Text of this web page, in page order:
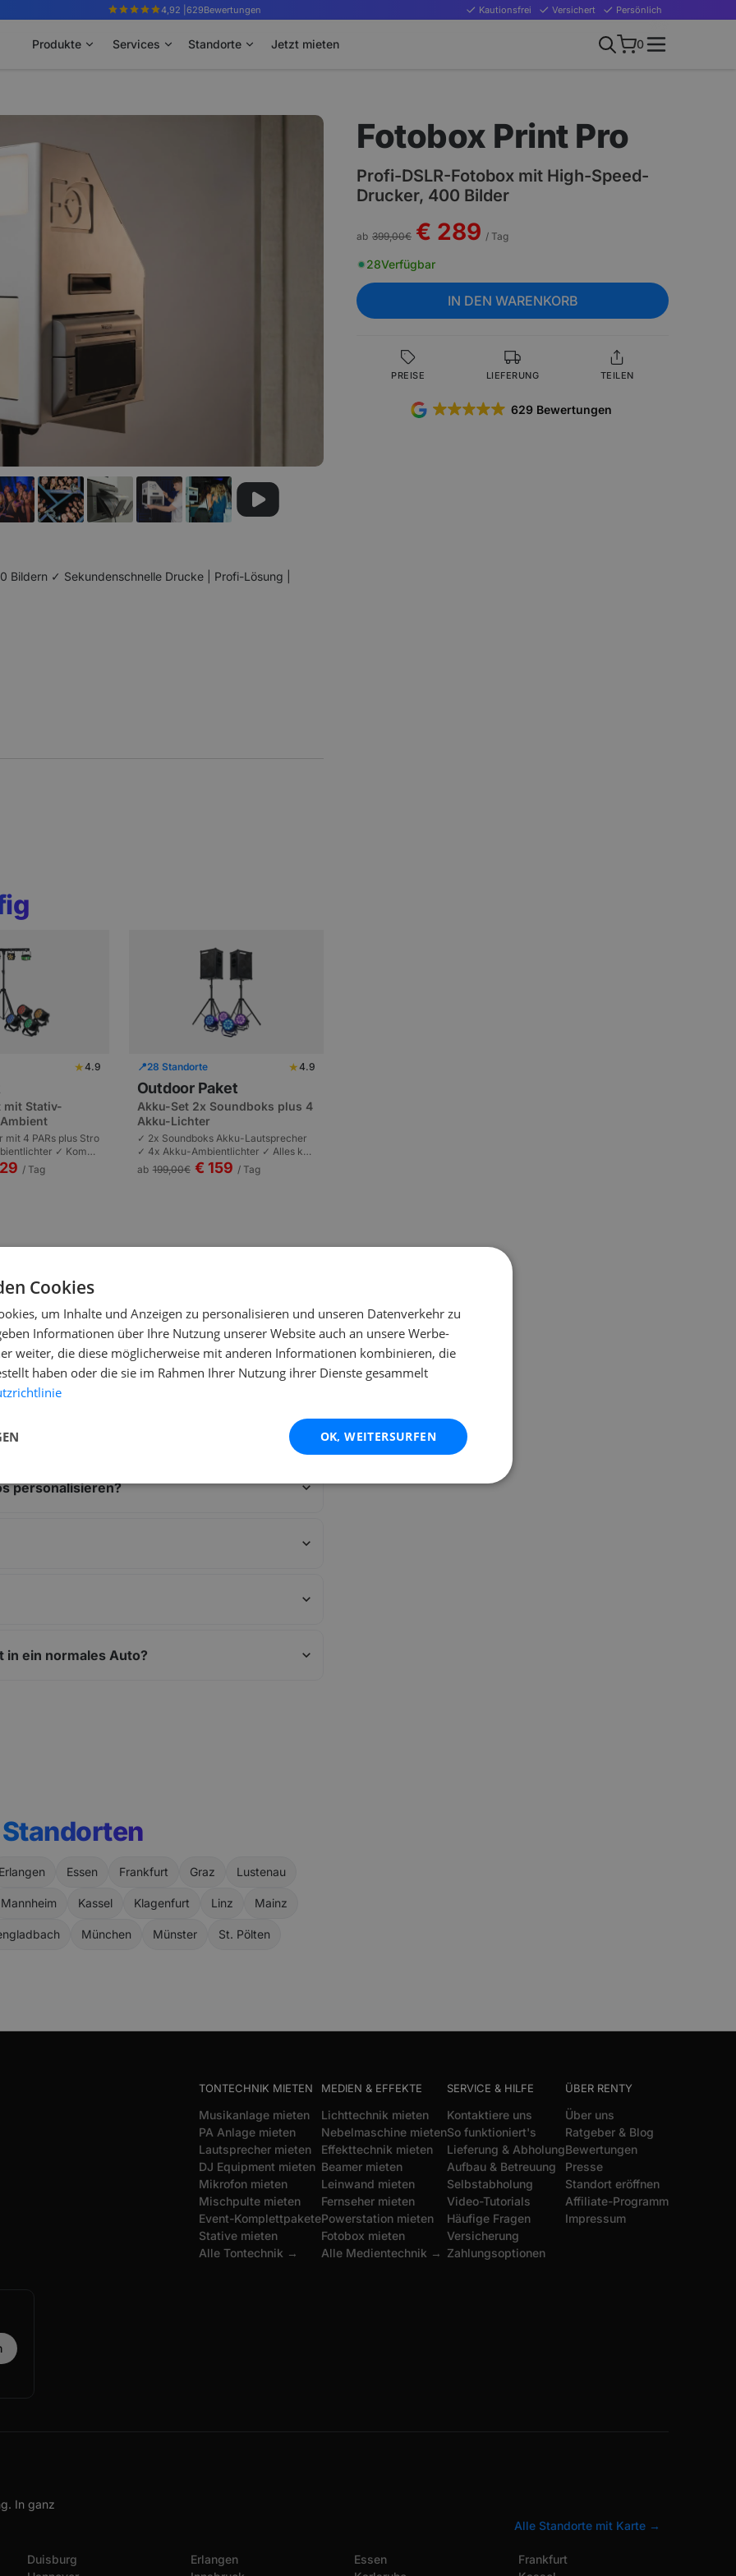
4,92 | 629Bewertungen Kautionsfrei Versichert Persönlich
Produkte Services Standorte Jetzt mieten 0
✓ Sekundenschnelle Drucke | Profi-Lösung |
★4.9
mit Stativ-
4 PARs plus Stro
✓ Kompl
| Plug-and-Play | P
100 Personen.
/ Tag
📍28 Standorte ★4.9
Outdoor Paket
Akku-Set 2x Soundboks plus 4
Akku-Lichter
✓ 2x Soundboks Akku-Lautsprecher
✓ 4x Akku-Ambientlichter ✓ Alles kab
ellos | Komplett akkubetrieben | Garte
nfeste und Outdoor bis 80 Personen.
ab 199,00€ € 159 / Tag
Pro sofort ausdrucken?
personalisieren?
in ein normales Auto?
Standorten
Erlangen Essen Frankfurt Graz Lustenau
Mannheim Kassel Klagenfurt Linz Mainz
München Münster St. Pölten
Fotobox Print Pro
Profi-DSLR-Fotobox mit High-Speed-
Drucker, 400 Bilder
ab 399,00€ € 289 / Tag
28Verfügbar
IN DEN WARENKORB
PREISE LIEFERUNG TEILEN
629 Bewertungen
TONTECHNIK MIETEN
Musikanlage mieten
PA Anlage mieten
Lautsprecher mieten
DJ Equipment mieten
Mikrofon mieten
Mischpulte mieten
Event-Komplettpakete
Stative mieten
Alle Tontechnik →
MEDIEN & EFFEKTE
Lichttechnik mieten
Nebelmaschine mieten
Effekttechnik mieten
Beamer mieten
Leinwand mieten
Fernseher mieten
Powerstation mieten
Fotobox mieten
Alle Medientechnik →
SERVICE & HILFE
Kontaktiere uns
So funktioniert's
Lieferung & Abholung
Aufbau & Betreuung
Selbstabholung
Video-Tutorials
Häufige Fragen
Versicherung
Zahlungsoptionen
ÜBER RENTY
Über uns
Ratgeber & Blog
Bewertungen
Presse
Standort eröffnen
Affiliate-Programm
Impressum
In ganz
Alle Standorte mit Karte →
Duisburg
Erlangen
Essen
Frankfurt
Cookies
um Inhalte und Anzeigen zu personalisieren und unseren Datenverkehr zu
Informationen über Ihre Nutzung unserer Website auch an unsere Werbe-
weiter, die diese möglicherweise mit anderen Informationen kombinieren, die
haben oder die sie im Rahmen Ihrer Nutzung ihrer Dienste gesammelt
OK, WEITERSURFEN